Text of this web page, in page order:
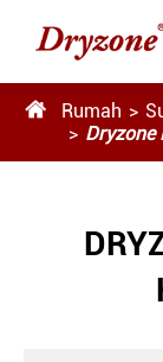
 Rumah
Dryzone